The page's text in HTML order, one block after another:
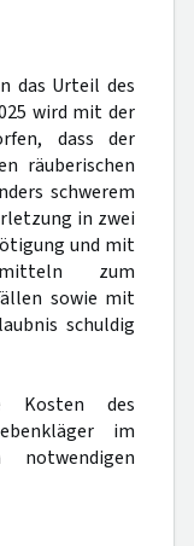
das Urteil des
wird mit der
dass der
räuberischen
schwerem
in zwei
und mit
zum
sowie mit
schuldig
Kosten des
im
notwendigen